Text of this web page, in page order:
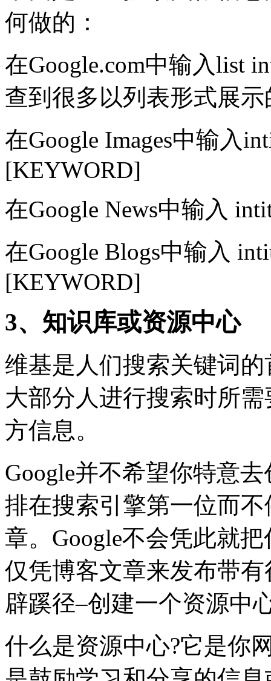
何做的：
在Google.com中输入list
查到很多以列表形式展
在Google Images中输入
[KEYWORD]
在Google News中输入
在Google Blogs中输入
[KEYWORD]
3、知识库或资源中心
维基是人们搜索关键词
大部分人进行搜索时所
方信息。
Google并不希望你特意
排在搜索引擎第一位而
章。Google不会凭此就
仅凭博客文章来发布带
辟蹊径–创建一个资源中
什么是资源中心?它是你